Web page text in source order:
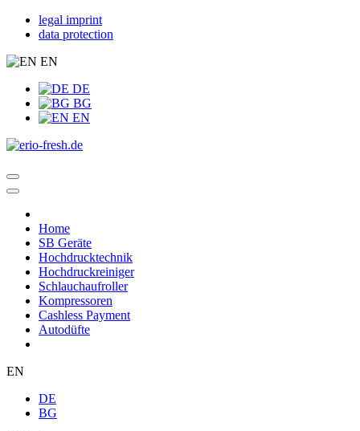
legal imprint
data protection
EN
DE
BG
EN
Home
SB Geräte
Hochdrucktechnik
Hochdruckreiniger
Schlauchaufroller
Kompressoren
Cashless Payment
Autodüfte
EN
DE
BG